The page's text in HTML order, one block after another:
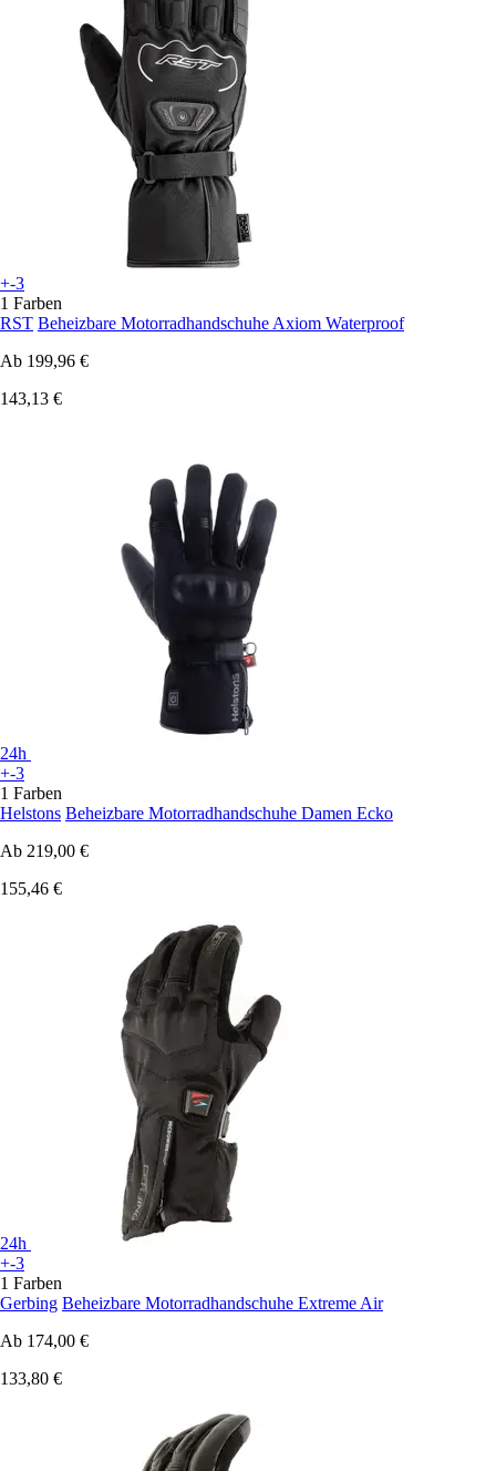
+-3
1 Farben
RST Beheizbare Motorradhandschuhe Axiom Waterproof
Ab 199,96 €
143,13 €
24h
+-3
1 Farben
Helstons Beheizbare Motorradhandschuhe Damen Ecko
Ab 219,00 €
155,46 €
24h
+-3
1 Farben
Gerbing Beheizbare Motorradhandschuhe Extreme Air
Ab 174,00 €
133,80 €